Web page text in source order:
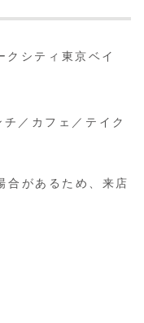
シティ東京ベイ
／カフェ／テイク
合があるため、来店